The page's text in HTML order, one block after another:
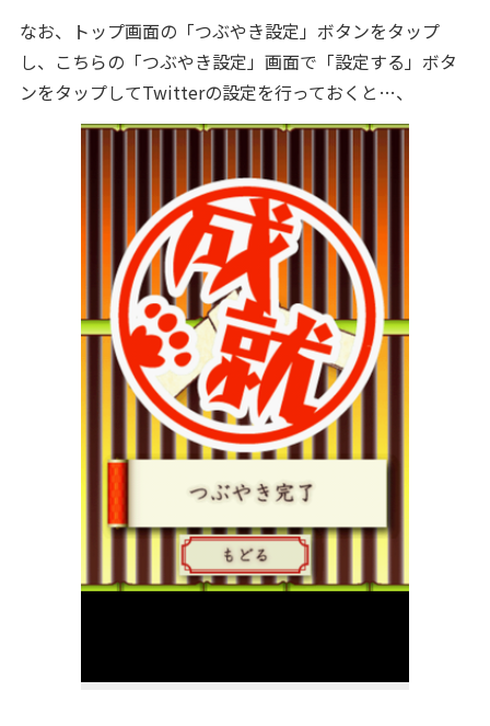
なお、トップ画面の「つぶやき設定」ボタンをタップ
し、こちらの「つぶやき設定」画面で「設定する」ボタ
ンをタップしてTwitterの設定を行っておくと…、